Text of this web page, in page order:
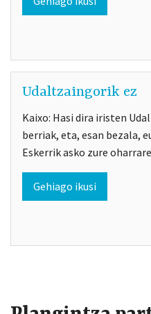
Udaltzaingorik ez
Kaixo: Hasi dira iristen
berriak, eta, esan bezala,
Eskerrik asko zure
Gehiago ikusi